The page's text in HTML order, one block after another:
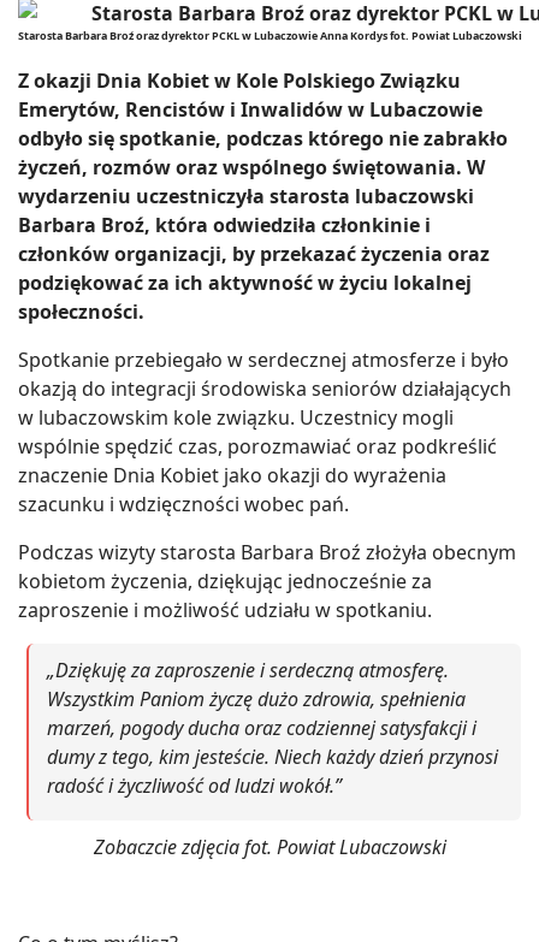
Starosta Barbara Broź oraz dyrektor PCKL w Lubaczowie Anna Kordys fot. Powiat Lubaczowski
Z okazji Dnia Kobiet w Kole Polskiego Związku
Emerytów, Rencistów i Inwalidów w Lubaczowie
odbyło się spotkanie, podczas którego nie zabrakło
życzeń, rozmów oraz wspólnego świętowania. W
wydarzeniu uczestniczyła starosta lubaczowski
Barbara Broź, która odwiedziła członkinie i
członków organizacji, by przekazać życzenia oraz
podziękować za ich aktywność w życiu lokalnej
społeczności.
Spotkanie przebiegało w serdecznej atmosferze i było
okazją do integracji środowiska seniorów działających
w lubaczowskim kole związku. Uczestnicy mogli
wspólnie spędzić czas, porozmawiać oraz podkreślić
znaczenie Dnia Kobiet jako okazji do wyrażenia
szacunku i wdzięczności wobec pań.
Podczas wizyty starosta Barbara Broź złożyła obecnym
kobietom życzenia, dziękując jednocześnie za
zaproszenie i możliwość udziału w spotkaniu.
„Dziękuję za zaproszenie i serdeczną atmosferę.
Wszystkim Paniom życzę dużo zdrowia, spełnienia
marzeń, pogody ducha oraz codziennej satysfakcji i
dumy z tego, kim jesteście. Niech każdy dzień przynosi
radość i życzliwość od ludzi wokół.”
Zobaczcie zdjęcia fot. Powiat Lubaczowski